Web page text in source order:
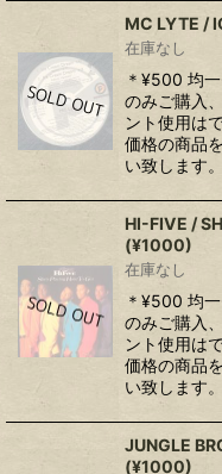
MC LYTE /
在庫なし
＊¥500 均
のみご購入
ント使用は
価格の商品
い致します
HI-FIVE /
(¥1000)
在庫なし
＊¥500 均
のみご購入
ント使用は
価格の商品
い致します
JUNGLE
(¥1000)